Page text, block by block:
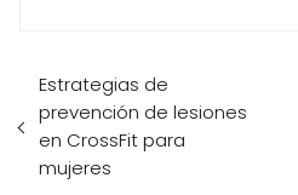
Estrategias de
prevención de lesiones
en CrossFit para
mujeres